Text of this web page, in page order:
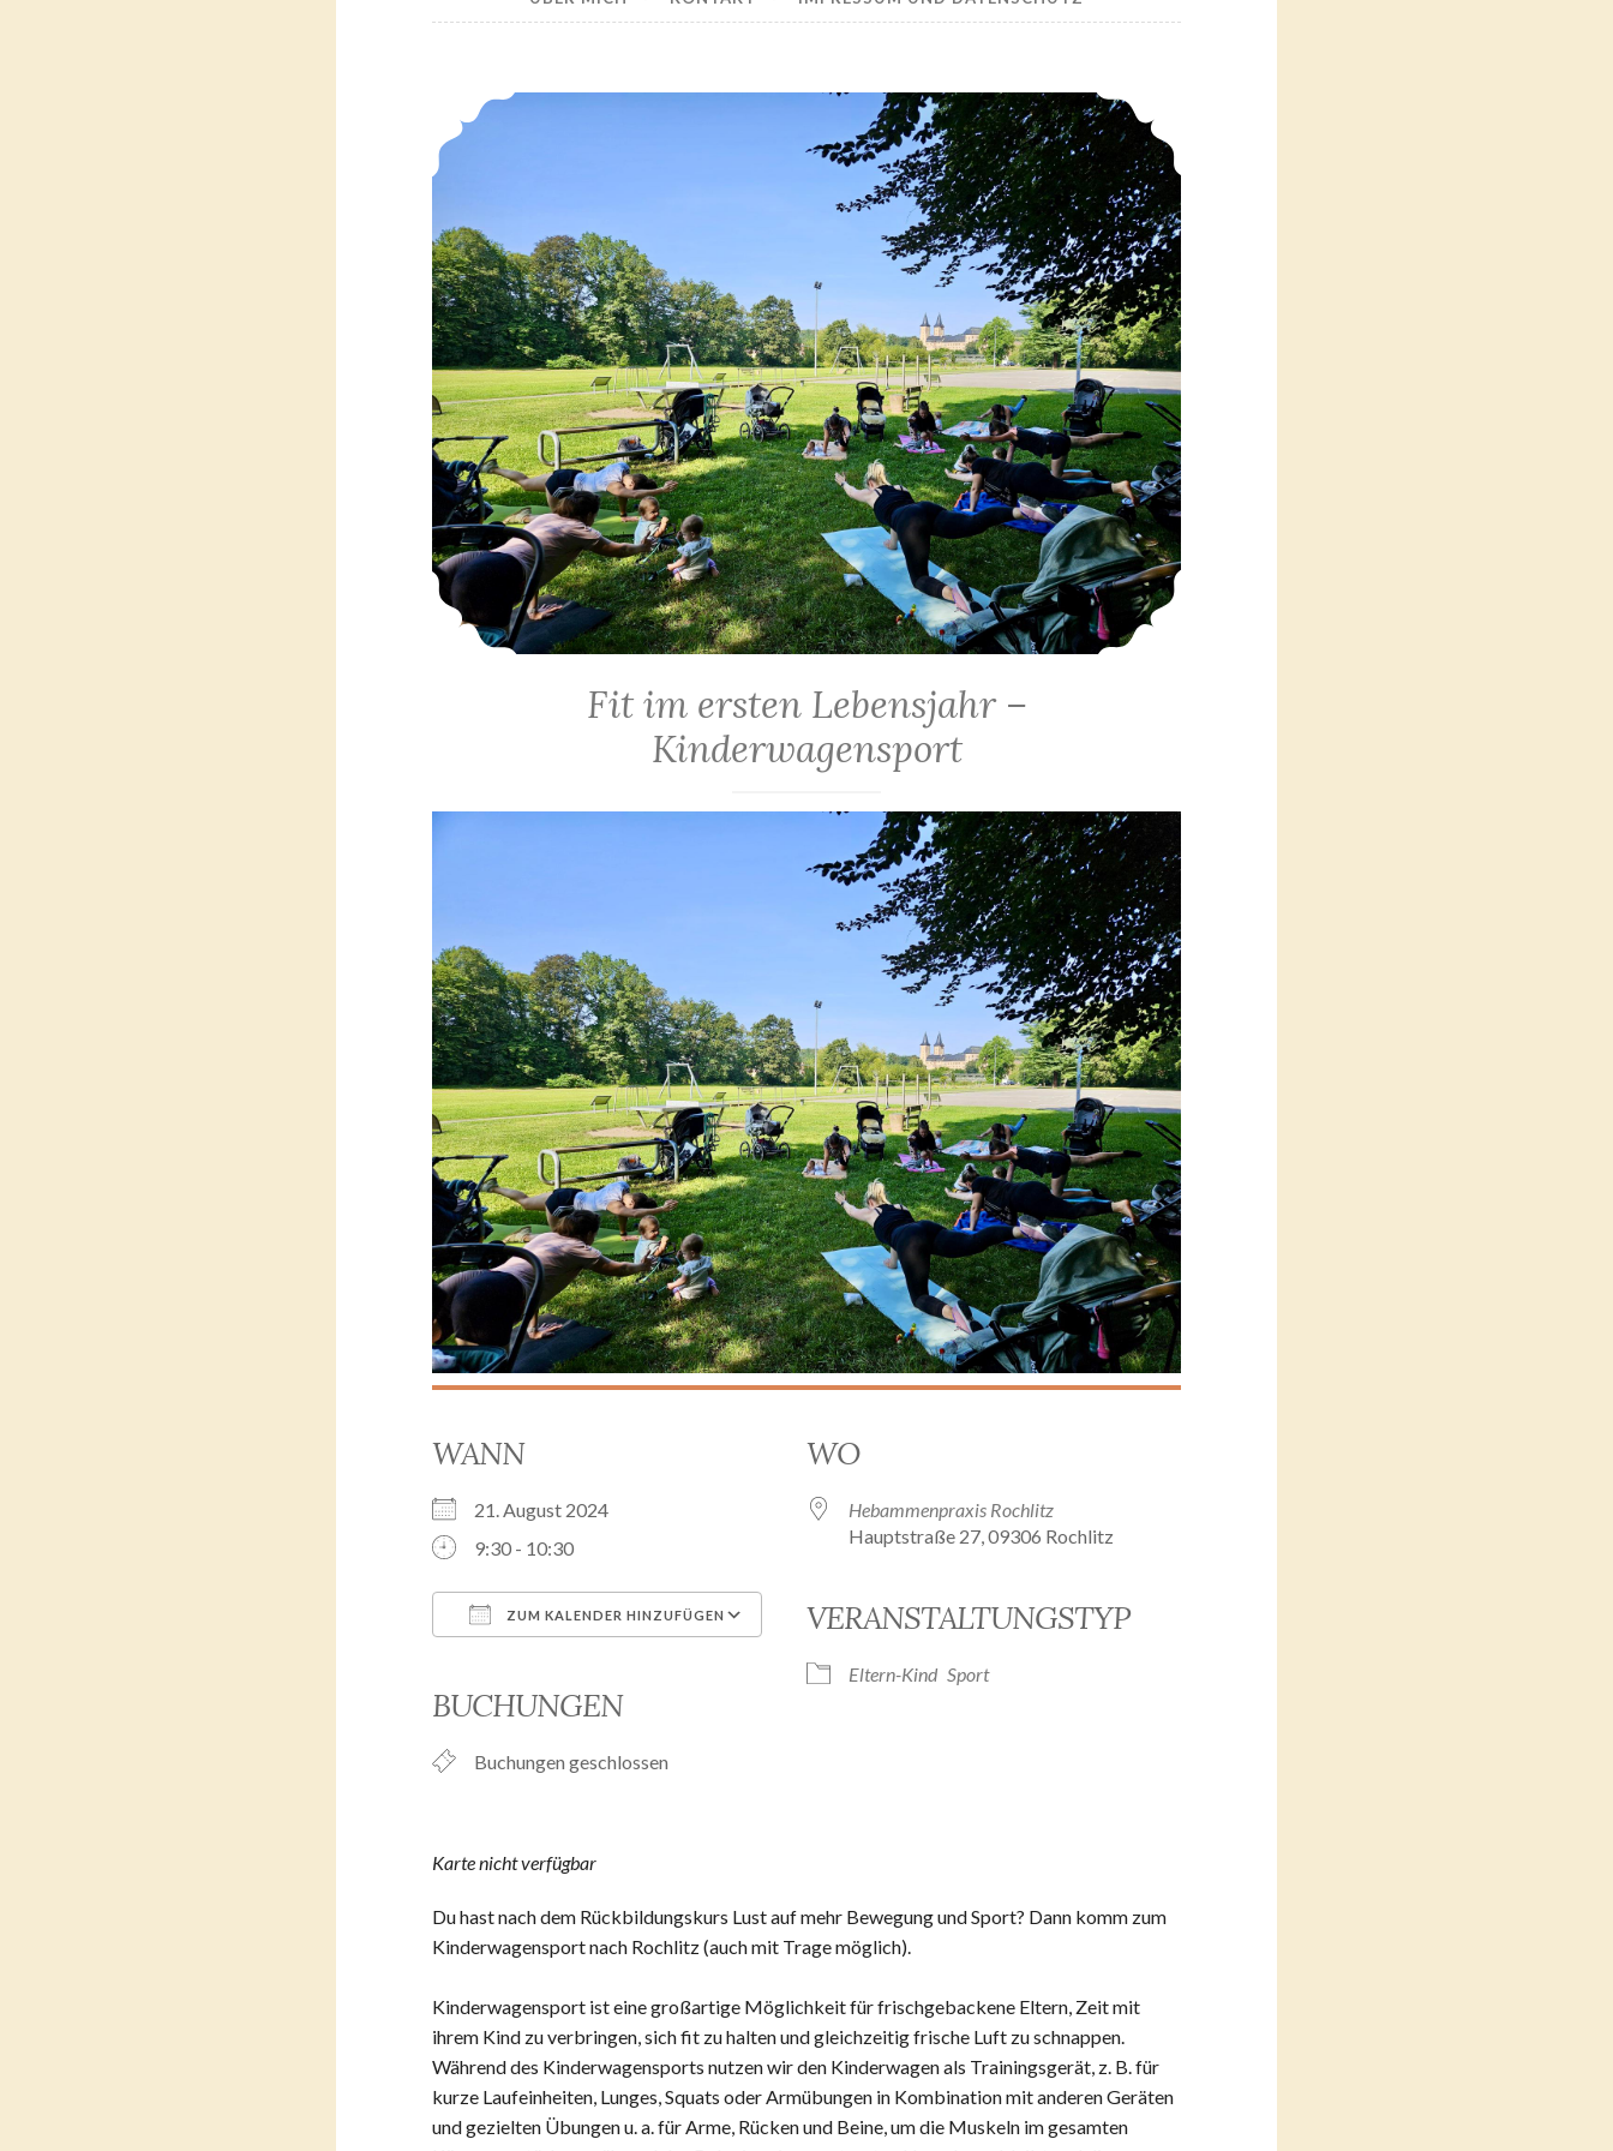
Fit im ersten Lebensjahr – Kinderwagensport
Fit im ersten Lebensjahr –
Kinderwagensport
WANN
21. August 2024
9:30 - 10:30
ZUM KALENDER HINZUFÜGEN
Google Kalender
BUCHUNGEN
Buchungen geschlossen
WO
Hebammenpraxis Rochlitz
Hauptstraße 27, 09306 Rochlitz
VERANSTALTUNGSTYP
Eltern-Kind Sport
Karte nicht verfügbar
Du hast nach dem Rückbildungskurs Lust auf mehr Bewegung und Sport? Dann komm zum
Kinderwagensport nach Rochlitz (auch mit Trage möglich).
Kinderwagensport ist eine großartige Möglichkeit für frischgebackene Eltern, Zeit mit
ihrem Kind zu verbringen, sich fit zu halten und gleichzeitig frische Luft zu schnappen.
Während des Kinderwagensports nutzen wir den Kinderwagen als Trainingsgerät, z. B. für
kurze Laufeinheiten, Lunges, Squats oder Armübungen in Kombination mit anderen Geräten
und gezielten Übungen u. a. für Arme, Rücken und Beine, um die Muskeln im gesamten